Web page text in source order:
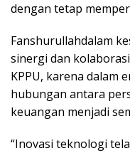
dengan tetap
Fanshurullahdalam
sinergi dan
KPPU, karena dalam
hubungan antara
keuangan menjadi
“Inovasi teknologi